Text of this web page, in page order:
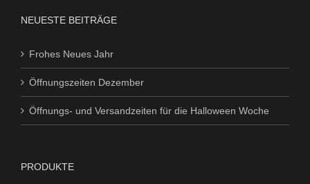
NEUESTE BEITRÄGE
Frohes Neues Jahr
Öffnungszeiten Dezember
Öffnungs- und Versandzeiten für die Halloween Woche
PRODUKTE